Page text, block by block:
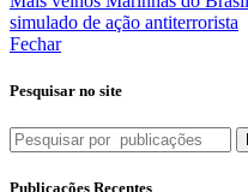
simulado de ação antiterrorista
Fechar
Pesquisar no site
Publicações Recentes